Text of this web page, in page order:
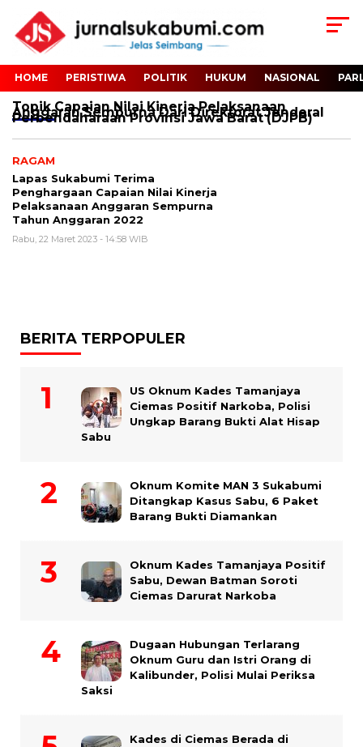
HOME PERISTIWA POLITIK HUKUM NASIONAL
TopikCapaian Nilai Kinerja Pelaksanaan
Anggaran Sempurna Dari Direktorat Jenderal
Perbendaharaan Provinsi Jawa Barat (DJPB)
RAGAM
Lapas Sukabumi Terima
Penghargaan Capaian Nilai Kinerja
Pelaksanaan Anggaran Sempurna
Tahun Anggaran 2022
Rabu, 22 Maret 2023 - 14:58 WIB
BERITA TERPOPULER
US Oknum Kades Tamanjaya
Ciemas Positif Narkoba, Polisi
Ungkap Barang Bukti Alat Hisap
Sabu
Oknum Komite MAN 3 Sukabumi
Ditangkap Kasus Sabu, 6 Paket
Barang Bukti Diamankan
Oknum Kades Tamanjaya Positif
Sabu, Dewan Batman Soroti
Ciemas Darurat Narkoba
Dugaan Hubungan Terlarang
Oknum Guru dan Istri Orang di
Kalibunder, Polisi Mulai Periksa
Saksi
Kades di Ciemas Berada di